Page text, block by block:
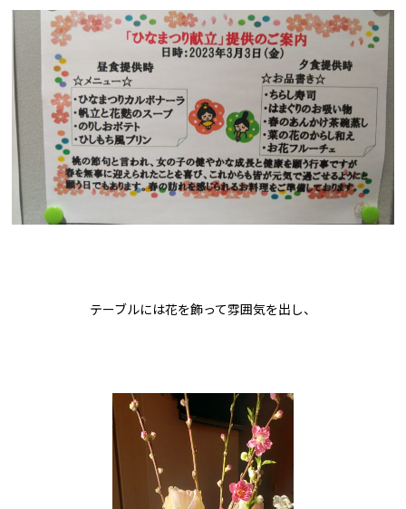
テーブルには花を飾って雰囲気を出し、